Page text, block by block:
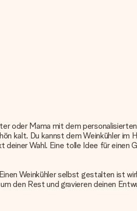
oder Mama mit dem
kalt. Du kannst dem Weinkühler im
Wahl. Eine tolle Idee für einen
Weinkühler selbst gestalten ist
den Rest und gravieren deinen